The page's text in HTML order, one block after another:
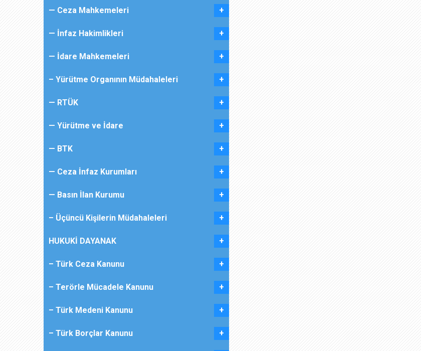
— Ceza Mahkemeleri
— İnfaz Hakimlikleri
— İdare Mahkemeleri
– Yürütme Organının Müdahaleleri
— RTÜK
— Yürütme ve İdare
— BTK
— Ceza İnfaz Kurumları
— Basın İlan Kurumu
– Üçüncü Kişilerin Müdahaleleri
HUKUKİ DAYANAK
– Türk Ceza Kanunu
– Terörle Mücadele Kanunu
– Türk Medeni Kanunu
– Türk Borçlar Kanunu